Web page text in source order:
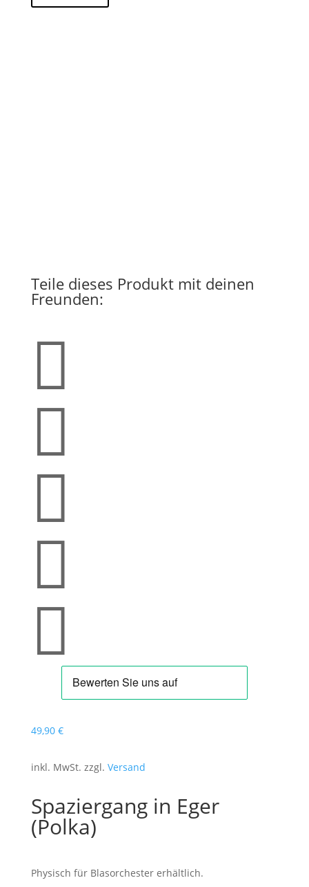
Teile dieses Produkt mit deinen
Freunden:





49,90 €
inkl. MwSt. zzgl. Versand
Spaziergang in Eger
(Polka)
Physisch für Blasorchester erhältlich.